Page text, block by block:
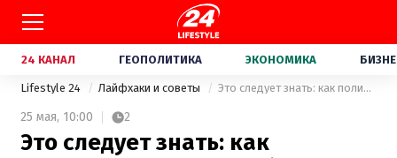
24 КАНАЛ ГЕОПОЛИТИКА ЭКОНОМИКА
Lifestyle 24 Лайфхаки и советы Это следует знать: как поливать огурцы, чтобы они давали много плодов
25 мая, 10:00 2
Это следует знать: как